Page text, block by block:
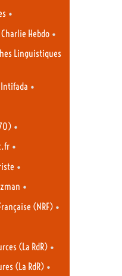
•
Charlie Hebdo •
Linguistiques
•
•
•
•
•
(NRF) •
(La RdR) •
(La RdR) •